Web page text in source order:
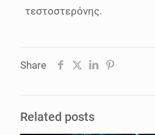
τεστοστερόνης.
Share
Related posts